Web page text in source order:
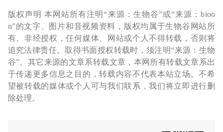
版权声明 本网站所有注明“来源：生物谷”或“来源：bioo
n”的文字、图片和音视频资料，版权均属于生物谷网站所
有。非经授权，任何媒体、网站或个人不得转载，否则将
追究法律责任。取得书面授权转载时，须注明“来源：生物
谷”。其它来源的文章系转载文章，本网所有转载文章系出
于传递更多信息之目的，转载内容不代表本站立场。不希
望被转载的媒体或个人可与我们联系，我们将立即进行删
除处理。